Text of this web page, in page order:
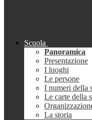
Scuola
Panoramica
Presentazione
I luoghi
Le persone
I numeri della
Le carte della
La storia